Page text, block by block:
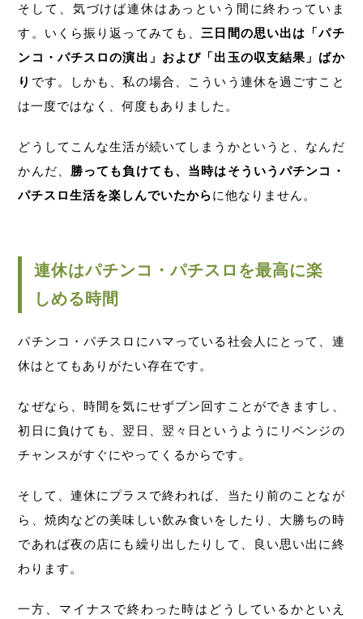
そして、気づけば連休はあっという間に終わっていま
す。いくら振り返ってみても、 三日間の思い出は「パチ
ンコ・パチスロの演出」および「出玉の収支結果」ばか
り です。しかも、私の場合、こういう連休を過ごすこと
は一度ではなく、何度もありました。
どうしてこんな生活が続いてしまうかというと、なんだ
かんだ、 勝っても負けても、当時はそういうパチンコ・
パチスロ生活を楽しんでいたからに他なりません。
連休はパチンコ・パチスロを最高に楽
しめる時間
パチンコ・パチスロにハマっている社会人にとって、連
休はとてもありがたい存在です。
なぜなら、時間を気にせずブン回すことができますし、
初日に負けても、翌日、翌々日というようにリベンジの
チャンスがすぐにやってくるからです。
そして、連休にプラスで終われば、当たり前のことなが
ら、焼肉などの美味しい飲み食いをしたり、大勝ちの時
であれば夜の店にも繰り出したりして、良い思い出に終
わります。
一方、マイナスで終わった時はどうしているかといえ